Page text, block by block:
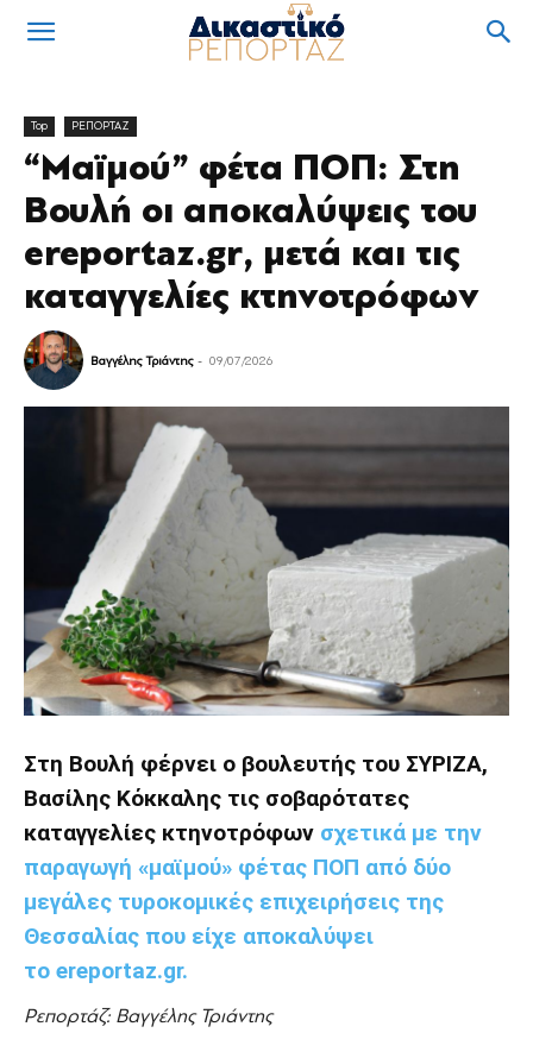
Top ΡΕΠΟΡΤΑΖ
“Μαϊμού” φέτα ΠΟΠ: Στη
Βουλή οι αποκαλύψεις του
ereportaz.gr, μετά και τις
καταγγελίες κτηνοτρόφων
Βαγγέλης Τριάντης - 09/07/2026
Στη Βουλή φέρνει ο βουλευτής του ΣΥΡΙΖΑ,
Βασίλης Κόκκαλης τις σοβαρότατες
καταγγελίες κτηνοτρόφων σχετικά με την
παραγωγή «μαϊμού» φέτας ΠΟΠ από δύο
μεγάλες τυροκομικές επιχειρήσεις της
Θεσσαλίας που είχε αποκαλύψει
το ereportaz.gr.
Ρεπορτάζ: Βαγγέλης Τριάντης